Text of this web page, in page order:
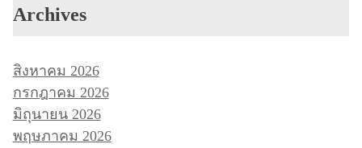
Archives
สิงหาคม 2026
กรกฎาคม 2026
มิถุนายน 2026
พฤษภาคม 2026